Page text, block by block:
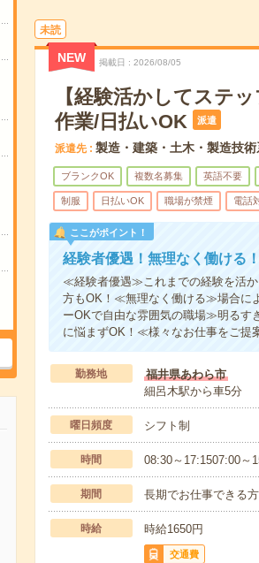
未読
NEW 掲載日 2026/08/05
【経験活かしてステ
作業/日払いOK
派遣
派遣先 製造・建築・土木・製造技術
ブランクOK 複数名募集 英語不要
制服 日払いOK 職場が禁煙 電話
ここがポイント！
経験者優遇！無理なく働ける！
≪経験者優遇≫これまでの経験を活
方もOK！≪無理なく働ける≫場合に
ーOKで自由な雰囲気の職場≫明るす
に悩まずOK！≪様々なお仕事をご提
勤務地
福井県あわら市
細呂木駅から車5分
曜日頻度 シフト制
時間 08:30～17:1507:00～
期間 長期でお仕事できる
時給 時給1650円
交通費